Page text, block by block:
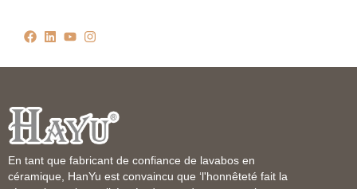
En tant que fabricant de confiance de lavabos en
céramique, HanYu est convaincu que ‘l'honnêteté fait la